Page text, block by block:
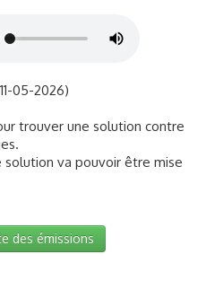
05-2026)
trouver une solution contre
solution va pouvoir être mise
des émissions